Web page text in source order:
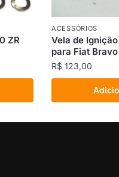
ZR
ACESSÓRIOS
Vela de
para Fiat
R$ 123,00